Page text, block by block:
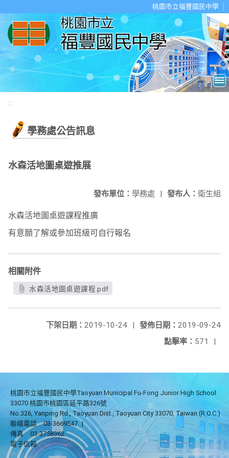
桃園市立福豐國民中學
:::
學務處公告訊息
水森活地圖桌遊推展
發布人： 衛生組
發布單位： 學務處 |
水森活地圖桌遊課程推廣
有意願了解或參加班級可自行報名
相關附件
水森活地圖桌遊課程.pdf
發佈日期： 2019-09-24
下架日期： 2019-10-24
|
點擊率： 571 |
桃園市立福豐國民中學Taoyuan Municipal Fu-Fong Junior High School
33070 桃園市桃園區延平路326號
No.326, Yanping Rd., Taoyuan Dist., Taoyuan City 33070, Taiwan (R.O.C.)
聯絡電話
03-3669547 |
傳真
03-3758362
電子信箱